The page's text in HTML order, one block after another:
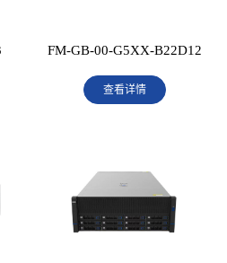
FM-GB-00-G5XX-B22D12
查看详情